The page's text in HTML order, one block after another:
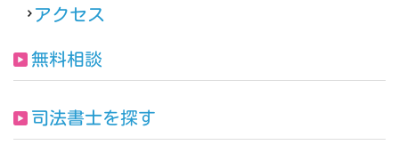
アクセス
無料相談
司法書士を探す